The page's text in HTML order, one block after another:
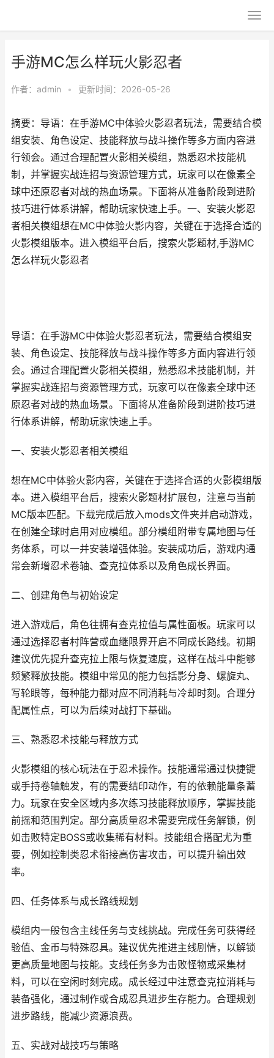
手游MC怎么样玩火影忍者
作者： admin • 更新时间：2026-05-26
摘要：导语：在手游MC中体验火影忍者玩法，需要结合模
组安装、角色设定、技能释放与战斗操作等多方面内容进
行领会。通过合理配置火影相关模组，熟悉忍术技能机
制，并掌握实战连招与资源管理方式，玩家可以在像素全
球中还原忍者对战的热血场景。下面将从准备阶段到进阶
技巧进行体系讲解，帮助玩家快速上手。一、安装火影忍
者相关模组想在MC中体验火影内容，关键在于选择合适的
火影模组版本。进入模组平台后，搜索火影题材,手游MC
怎么样玩火影忍者
导语：在手游MC中体验火影忍者玩法，需要结合模组安
装、角色设定、技能释放与战斗操作等多方面内容进行领
会。通过合理配置火影相关模组，熟悉忍术技能机制，并
掌握实战连招与资源管理方式，玩家可以在像素全球中还
原忍者对战的热血场景。下面将从准备阶段到进阶技巧进
行体系讲解，帮助玩家快速上手。
一、安装火影忍者相关模组
想在MC中体验火影内容，关键在于选择合适的火影模组版
本。进入模组平台后，搜索火影题材扩展包，注意与当前
MC版本匹配。下载完成后放入mods文件夹并启动游戏，
在创建全球时启用对应模组。部分模组附带专属地图与任
务体系，可以一并安装增强体验。安装成功后，游戏内通
常会新增忍术卷轴、查克拉体系以及角色成长界面。
二、创建角色与初始设定
进入游戏后，角色往拥有查克拉值与属性面板。玩家可以
通过选择忍者村阵营或血继限界开启不同成长路线。初期
建议优先提升查克拉上限与恢复速度，这样在战斗中能够
频繁释放技能。模组中常见的能力包括影分身、螺旋丸、
写轮眼等，每种能力都对应不同消耗与冷却时刻。合理分
配属性点，可以为后续对战打下基础。
三、熟悉忍术技能与释放方式
火影模组的核心玩法在于忍术操作。技能通常通过快捷键
或手持卷轴触发，有的需要结印动作，有的依赖能量条蓄
力。玩家在安全区域内多次练习技能释放顺序，掌握技能
前摇和范围判定。部分高质量忍术需要完成任务解锁，例
如击败特定BOSS或收集稀有材料。技能组合搭配尤为重
要，例如控制类忍术衔接高伤害攻击，可以提升输出效
率。
四、任务体系与成长路线规划
模组内一般包含主线任务与支线挑战。完成任务可获得经
验值、金币与特殊忍具。建议优先推进主线剧情，以解锁
更高质量地图与技能。支线任务多为击败怪物或采集材
料，可以在空闲时刻完成。成长经过中注意查克拉消耗与
装备强化，通过制作或合成忍具进步生存能力。合理规划
进步路线，能减少资源浪费。
五、实战对战技巧与策略